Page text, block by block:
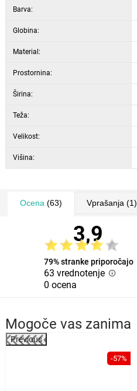
Barva:
Globina:
Material:
Prostornina:
Širina:
Teža:
Velikost:
Višina:
Ocena (63) Vprašanja (1)
3,9
79% stranke priporočajo
63 vrednotenje
0 ocena
Mogoče vas zanima
Previous
-57%